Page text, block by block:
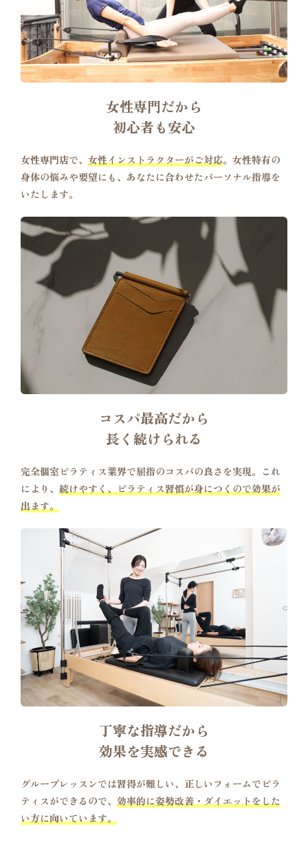
女性専門だから
初心者も安心
女性専門店で、 女性インストラクターがご対応。女性特有の
身体の悩みや要望にも、あなたに合わせたパーソナル指導を
いたします。
コスパ最高だから
長く続けられる
完全個室ピラティス業界で屈指のコスパの良さを実現。これ
により、 続けやすく、ピラティス習慣が身につくので効果が
出ます。
丁寧な指導だから
効果を実感できる
グループレッスンでは習得が難しい、正しいフォームでピラ
ティスができるので、 効率的に姿勢改善・ダイエットをした
い方に向いています。